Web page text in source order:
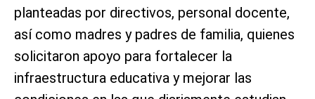
planteadas por directivos, personal docente,
así como madres y padres de familia, quienes
solicitaron apoyo para fortalecer la
infraestructura educativa y mejorar las